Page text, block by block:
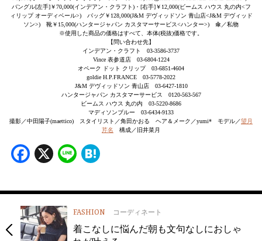
バングル[左手]￥70,000(インデアン・クラフト)・[右手]￥12,000(ビームス ハウス 丸の内<フ
ィリップ オーディベール>) バッグ￥128,000(J&M デヴィッドソン 青山店<J&M デヴィッド
ソン>) 靴￥15,000(ハンタージャパン カスタマーサービス<ハンター>) 傘／私物
※使用した商品の価格はすべて、本体(税抜)価格です。
【問い合わせ先】
インデアン・クラフト 03-3586-3737
Vince 表参道店 03-6804-1224
オペーク ドット クリップ 03-6851-4604
goldie H.P.FRANCE 03-5778-2022
J&M デヴィッドソン 青山店 03-6427-1810
ハンタージャパン カスタマーサービス 0120-563-567
ビームス ハウス 丸の内 03-5220-8686
マディソンブルー 03-6434-9133
撮影／中田陽子(maettico) スタイリスト／角田かおる ヘア＆メーク／yumi* モデル／望月
芹名 構成／旧井菜月
Facebook
X Line
FASHION コーディネート
着こなしに悩んだ朝も文句なしにおしゃ